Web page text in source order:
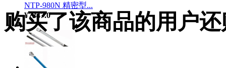
NTP-980N 精密型...
¥7347.0
购买了该商品的用户